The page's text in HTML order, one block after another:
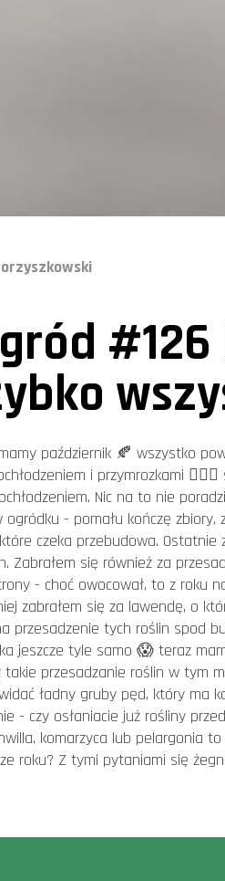
październik 🍂 wszystko
i przymrozkami
Nic na to nie
ogródku - pomału kończę
czeka przebudowa.
Zabrałem się również za
- choć owocował, to z roku
zabrałem się za lawendę, o
przesadzenie tych roślin spod
jeszcze tyle samo 😱 teraz
takie przesadzanie roślin w tym
ładny gruby pęd, który ma
- czy osłaniacie już rośliny
komarzyca lub pelargonia
roku? Z tymi pytaniami się